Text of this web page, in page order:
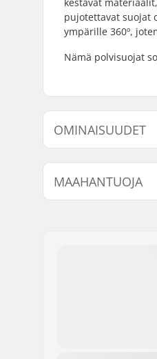
pujotettavat suojat
ympärille 360º,
Nämä polvisuojat
OMINAISUUDET
Sukupuoli:
Suojaus:
MAAHANTUOJA